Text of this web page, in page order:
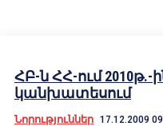
ՀԲ-ն ՀՀ-ում
կանխատեսում
Նորություններ 17.12.2009